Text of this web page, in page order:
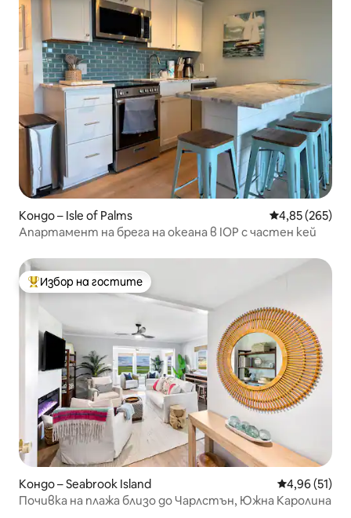
Кондо – Isle of Palms Средна
4,85 (265)
Апартамент на брега на океана в IOP с частен кей
Най-популярен избор на гостите
Избор на гостите
Кондо – Seabrook Island Средна
4,96 (51)
Почивка на плажа близо до Чарлстън, Южна Каролина